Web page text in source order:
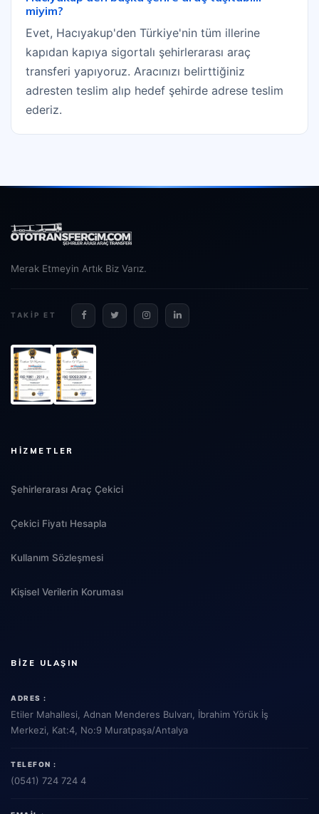
miyim?
Evet, Hacıyakup'den Türkiye'nin tüm illerine
kapıdan kapıya sigortalı şehirlerarası araç
transferi yapıyoruz. Aracınızı belirttiğiniz
adresten teslim alıp hedef şehirde adrese teslim
ederiz.
Merak Etmeyin Artık Biz Varız.
TAKIP ET
HIZMETLER
Şehirlerarası Araç Çekici
Çekici Fiyatı Hesapla
Kullanım Sözleşmesi
Kişisel Verilerin Koruması
BIZE ULAŞIN
ADRES :
Etiler Mahallesi, Adnan Menderes Bulvarı, İbrahim Yörük İş
Merkezi, Kat:4, No:9 Muratpaşa/Antalya
TELEFON :
(0541) 724 724 4